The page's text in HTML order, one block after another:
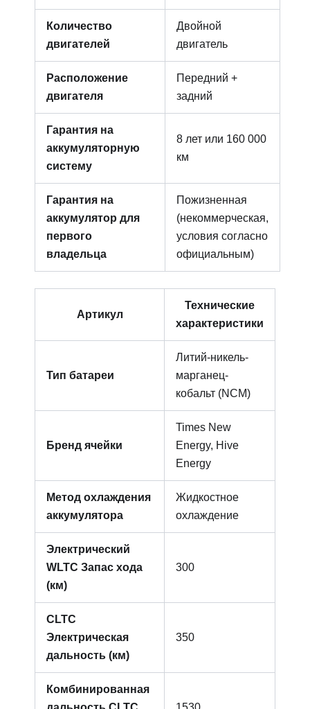
Количество
двигателей
Двойной
двигатель
Расположение
двигателя
Передний +
задний
Гарантия на
аккумуляторную
систему
8 лет или 160 000
км
Гарантия на
аккумулятор для
первого
владельца
Пожизненная
(некоммерческая,
условия согласно
официальным)
Артикул
Технические
характеристики
Тип батареи
Литий-никель-
марганец-
кобальт (NCM)
Бренд ячейки
Times New
Energy, Hive
Energy
Метод охлаждения
аккумулятора
Жидкостное
охлаждение
Электрический
WLTC Запас хода
(км)
300
CLTC
Электрическая
дальность (км)
350
Комбинированная